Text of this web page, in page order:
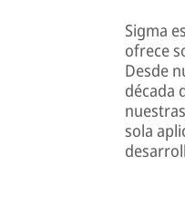
Sigma
ofrece
Desde
década
sola